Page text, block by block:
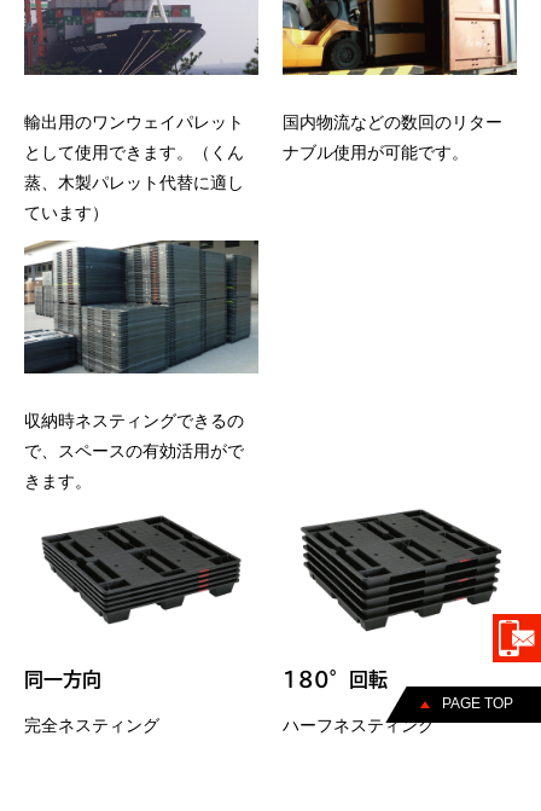
輸出用のワンウェイパレット
として使用できます。（くん
蒸、木製パレット代替に適し
ています）
国内物流などの数回のリター
ナブル使用が可能です。
収納時ネスティングできるの
で、
スペースの有効活用がで
きます。
同一方向
完全ネスティング
180°回転
ハーフネスティング
PAGE TOP